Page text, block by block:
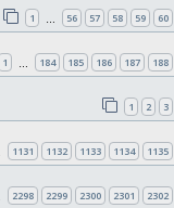
1 56 57 58 59 60
1 184 185 186 187 188
1 2 3
1131 1132 1133 1134 1135
2298 2299 2300 2301 2302